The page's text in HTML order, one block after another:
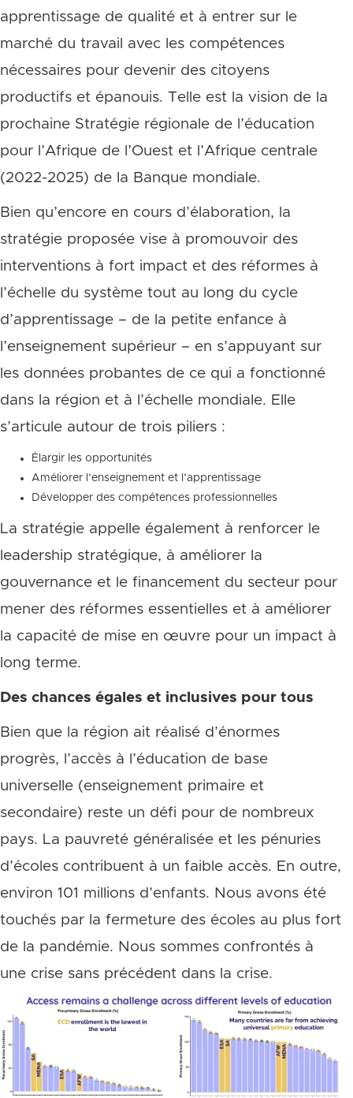
apprentissage de qualité et à entrer sur le
marché du travail avec les compétences
nécessaires pour devenir des citoyens
productifs et épanouis. Telle est la vision de la
prochaine Stratégie régionale de l’éducation
pour l’Afrique de l’Ouest et l’Afrique centrale
(2022-2025) de la Banque mondiale.
Bien qu’encore en cours d’élaboration, la
stratégie proposée vise à promouvoir des
interventions à fort impact et des réformes à
l’échelle du système tout au long du cycle
d’apprentissage – de la petite enfance à
l’enseignement supérieur – en s’appuyant sur
les données probantes de ce qui a fonctionné
dans la région et à l’échelle mondiale. Elle
s’articule autour de trois piliers :
Élargir les opportunités
Améliorer l’enseignement et l’apprentissage
Développer des compétences professionnelles
La stratégie appelle également à renforcer le
leadership stratégique, à améliorer la
gouvernance et le financement du secteur pour
mener des réformes essentielles et à améliorer
la capacité de mise en œuvre pour un impact à
long terme.
Des chances égales et inclusives pour tous
Bien que la région ait réalisé d’énormes
progrès, l’accès à l’éducation de base
universelle (enseignement primaire et
secondaire) reste un défi pour de nombreux
pays. La pauvreté généralisée et les pénuries
d’écoles contribuent à un faible accès. En outre,
environ 101 millions d’enfants. Nous avons été
touchés par la fermeture des écoles au plus fort
de la pandémie. Nous sommes confrontés à
une crise sans précédent dans la crise.